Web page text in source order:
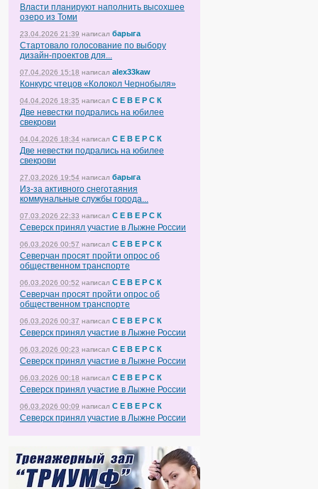
Власти планируют наполнить высохшее
озеро из Томи
23.04.2026 21:39 написал барыга
Стартовало голосование по выбору
дизайн-проектов для...
07.04.2026 15:18 написал alex33kaw
Конкурс чтецов «Колокол Чернобыля»
04.04.2026 18:35 написал С Е В Е Р С К
Две невестки подрались на юбилее
свекрови
04.04.2026 18:34 написал С Е В Е Р С К
Две невестки подрались на юбилее
свекрови
27.03.2026 19:54 написал барыга
Из-за активного снеготаяния
коммунальные службы города...
07.03.2026 22:33 написал С Е В Е Р С К
Северск принял участие в Лыжне России
06.03.2026 00:57 написал С Е В Е Р С К
Северчан просят пройти опрос об
общественном транспорте
06.03.2026 00:52 написал С Е В Е Р С К
Северчан просят пройти опрос об
общественном транспорте
06.03.2026 00:37 написал С Е В Е Р С К
Северск принял участие в Лыжне России
06.03.2026 00:23 написал С Е В Е Р С К
Северск принял участие в Лыжне России
06.03.2026 00:18 написал С Е В Е Р С К
Северск принял участие в Лыжне России
06.03.2026 00:09 написал С Е В Е Р С К
Северск принял участие в Лыжне России